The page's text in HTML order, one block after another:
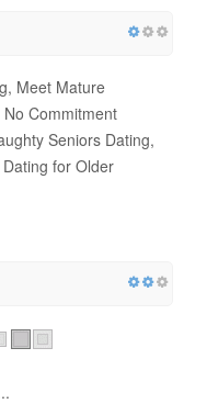
Meet Mature
Commitment
Seniors Dating,
for Older